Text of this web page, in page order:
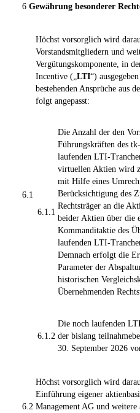
6 Gewährung besonderer
6.1
Höchst vorsorglich wird
Vorstandsmitgliedern und
Vergütungskomponente, in
Incentive („ LTI“)
bestehenden Ansprüche aus
folgt angepasst:
6.1.1
Die Anzahl der den
Führungskräften des
laufenden LTI-
virtuellen Aktien wird
mit Hilfe eines
Berücksichtigung des
Rechtsträger an die
beider Aktien über die
Kommanditaktie des
laufenden LTI-
Demnach erfolgt die
Parameter der
historischen
Übernehmenden
6.1.2
Die noch laufenden
der bislang
30. September 2026
6.2
Höchst vorsorglich wird
Einführung eigener
Management AG und